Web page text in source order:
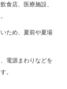
食店、医療施設、
ため、夏前や夏場
電源まわりなどを
。